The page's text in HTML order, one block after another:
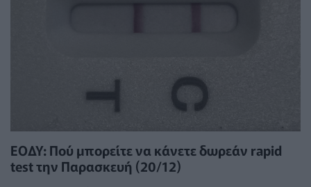
ΕΟΔΥ: Πού μπορείτε να κάνετε δωρεάν rapid
test την Παρασκευή (20/12)